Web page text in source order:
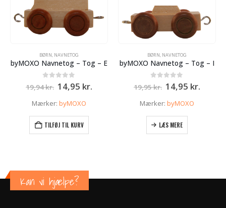
BØRN, NAVNETOG
byMOXO Navnetog – Tog – E
ud af 5
19,94kr. Den
oprindelige
pris
var:
19,94 kr..
14,95 kr.Den
Mærker: byMOXO
TILFØJ TIL KURV
BØRN, NAVNETOG
byMOXO Navnetog – Tog – I
ud af 5
19,95kr. Den
oprindelige
pris
var:
19,95 kr..
14,95 kr.Den
Mærker: byMOXO
LÆS MERE
Kan vi hjælpe?